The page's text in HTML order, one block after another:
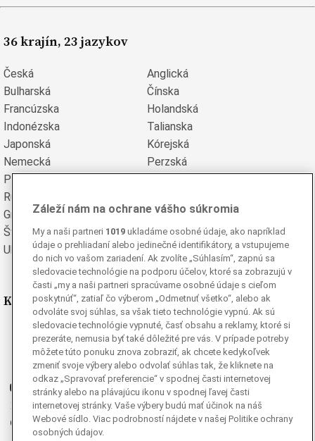
36 krajín, 23 jazykov
Česká
Anglická
Bulharská
Čínska
Francúzska
Holandská
Indonézska
Talianska
Japonská
Kórejská
Nemecká
Perzská
Poľská
Rumunská
Grécka
Španielska
Švédska
Turecká
Ukrajinská
Vietnamská
Kde nás nájdete
Facebook
Instagram
Ganjing
Youtube
Twitter
Telegram
Záleží nám na ochrane vášho súkromia
My a naši partneri 1019 ukladáme osobné údaje, ako napríklad
údaje o prehliadaní alebo jedinečné identifikátory, a vstupujeme
do nich vo vašom zariadení. Ak zvolíte „Súhlasím“, zapnú sa
sledovacie technológie na podporu účelov, ktoré sa zobrazujú v
časti „my a naši partneri spracúvame osobné údaje s cieľom
poskytnúť“, zatiaľ čo výberom „Odmetnuť všetko“, alebo ak
odvoláte svoj súhlas, sa však tieto technológie vypnú. Ak sú
sledovacie technológie vypnuté, časť obsahu a reklamy, ktoré si
prezeráte, nemusia byť také dôležité pre vás. V prípade potreby
môžete túto ponuku znova zobraziť, ak chcete kedykoľvek
zmeniť svoje výbery alebo odvolať súhlas tak, že kliknete na
odkaz „Spravovať preferencie“ v spodnej časti internetovej
stránky alebo na plávajúcu ikonu v spodnej ľavej časti
internetovej stránky. Vaše výbery budú mať účinok na náš
Webové sídlo. Viac podrobností nájdete v našej Politike ochrany
osobných údajov.